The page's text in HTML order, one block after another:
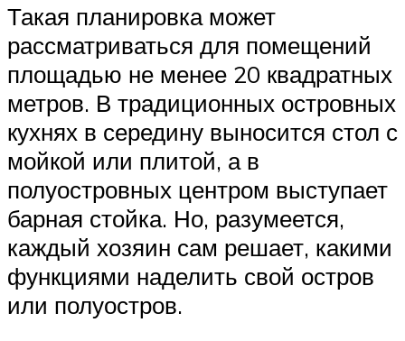
Такая планировка может
рассматриваться для помещений
площадью не менее 20 квадратных
метров. В традиционных островных
кухнях в середину выносится стол с
мойкой или плитой, а в
полуостровных центром выступает
барная стойка. Но, разумеется,
каждый хозяин сам решает, какими
функциями наделить свой остров
или полуостров.